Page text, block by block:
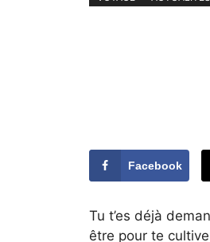
Facebook
Tu t’es déjà
être pour te